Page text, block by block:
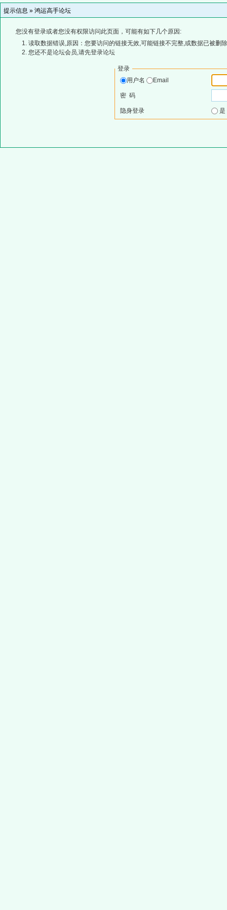
提示信息 » 鸿运高手论坛
您没有登录或者您没有权限访问此页面，可能有如下几个原因:
读取数据错误,原因：您要访问的链接无效,可能链接不完整,或数据已被删
您还不是论坛会员,请先登录论坛
登录
用户名
Email
密 码
隐身登录